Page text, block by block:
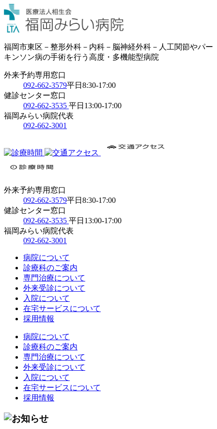
福岡市東区－整形外科－内科－脳神経外科－人工関節やパー
キンソン病の手術を行う高度・多機能型病院
外来予約専用窓口
092-662-3579平日8:30-17:00
健診センター窓口
092-662-3535 平日13:00-17:00
福岡みらい病院代表
092-662-3001
外来予約専用窓口
092-662-3579平日8:30-17:00
健診センター窓口
092-662-3535 平日13:00-17:00
福岡みらい病院代表
092-662-3001
病院について
診療科のご案内
専門治療について
外来受診について
入院について
在宅サービスについて
採用情報
病院について
診療科のご案内
専門治療について
外来受診について
入院について
在宅サービスについて
採用情報